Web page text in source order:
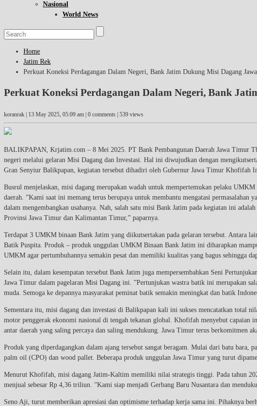
Nasional
World News
Home
Jatim Rek
Perkuat Koneksi Perdagangan Dalam Negeri, Bank Jatim Dukung Misi Dagang
Perkuat Koneksi Perdagangan Dalam Negeri, Bank
koranrak | 13 May 2025, 05:09 am | 0 comments | 539 views
BALIKPAPAN, Krjatim.com – 8 Mei 2025. PT Bank Pembangunan Daerah Jawa Timur
negeri melalui gelaran Misi Dagang dan Investasi. Hal ini diwujudkan dengan
Gran Senyiur Balikpapan, kegiatan tersebut dihadiri oleh Gubernur Jawa Timur
Busrul menjelaskan, misi dagang merupakan wadah untuk mempertemukan pelaku
daerah. ”Kami saat ini memang terus berupaya untuk membantu mengatasi
dalam mengembangkan usahanya. Nah, salah satu misi Bank Jatim pada kegiatan ini
Provinsi Jawa Timur dan Kalimantan Timur,” paparnya.
Terdapat 3 UMKM binaan Bank Jatim yang diikutsertakan pada gelaran tersebut.
Batik Puspita. Produk – produk unggulan UMKM Binaan Bank Jatim ini diharapkan
UMKM agar pertumbuhannya semakin pesat dan memiliki kualitas yang bagus sehingga
Selain itu, dalam kesempatan tersebut Bank Jatim juga mempersembahkan Seni
Jawa Timur dalam pagelaran Misi Dagang ini. ”Pertunjukan wastra batik ini merupakan
muda. Semoga ke depannya masyarakat peminat batik semakin meningkat dan batik
Sementara itu, misi dagang dan investasi di Balikpapan kali ini sukses mencatatkan total
motor penggerak ekonomi nasional di tengah tekanan global. Khofifah menyebut capaian
antar daerah yang saling percaya dan saling mendukung. Jawa Timur terus berkomitmen
Produk yang diperdagangkan dalam ajang tersebut sangat beragam. Mulai dari batu bara,
palm oil (CPO) dan wood pallet. Beberapa produk unggulan Jawa Timur yang turut
Menurut Khofifah, misi dagang Jatim-Kaltim memiliki nilai strategis tinggi. Pada tahun
menjual sebesar Rp 4,36 triliun. ”Kami siap menjadi Gerbang Baru Nusantara dan
Seno Aji, turut memberikan apresiasi dan optimisme terhadap kerja sama ini. Pihaknya